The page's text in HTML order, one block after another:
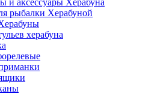
рыбалки Херабуной
херабуна